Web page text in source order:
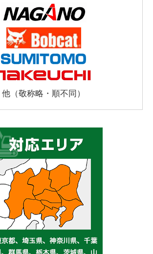
他（敬称略・順不同）